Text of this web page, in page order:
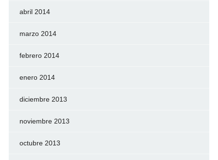
abril 2014
marzo 2014
febrero 2014
enero 2014
diciembre 2013
noviembre 2013
octubre 2013